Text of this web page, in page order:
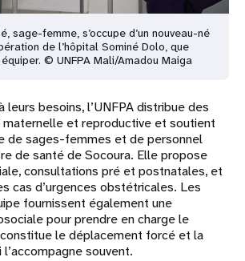
sage-femme, s’occupe d’un nouveau-né
de l’hôpital Sominé Dolo, que
équiper. © UNFPA Mali/Amadou Maiga
leurs besoins, l’UNFPA distribue des
et reproductive et soutient
de sages-femmes et de personnel
de santé de Socoura. Elle propose
consultations pré et postnatales, et
cas d’urgences obstétricales. Les
fournissent également une
pour prendre en charge le
le déplacement forcé et la
souvent.